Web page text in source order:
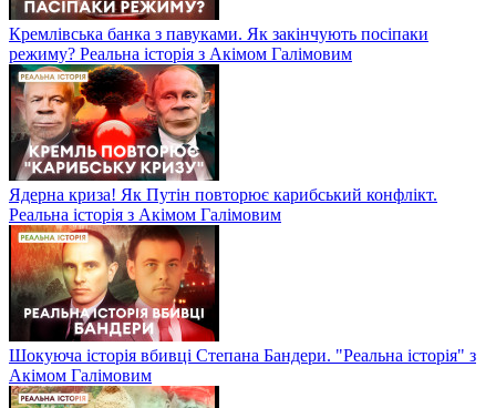
Кремлівська банка з павуками. Як закінчують посіпаки
режиму? Реальна історія з Акімом Галімовим
Ядерна криза! Як Путін повторює карибський конфлікт.
Реальна історія з Акімом Галімовим
Шокуюча історія вбивці Степана Бандери. "Реальна історія" з
Акімом Галімовим